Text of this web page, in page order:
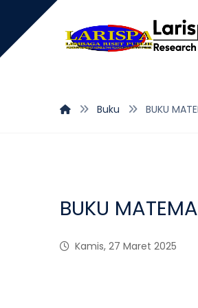
Buku BUKU
BUKU
Kamis, 27 Maret 2025